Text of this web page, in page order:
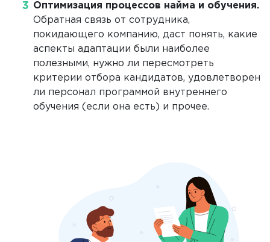
Оптимизация процессов найма и обучения.
Обратная связь от сотрудника,
покидающего компанию, даст понять, какие
аспекты адаптации были наиболее
полезными, нужно ли пересмотреть
критерии отбора кандидатов, удовлетворен
ли персонал программой внутреннего
обучения (если она есть) и прочее.